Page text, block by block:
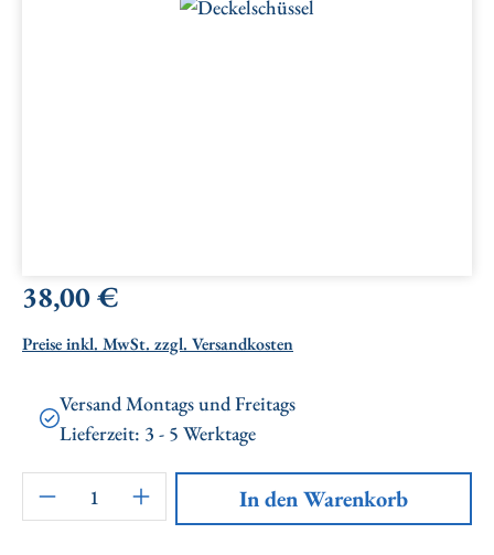
Bildergalerie überspringen
Regulärer Preis:
38,00 €
Preise inkl. MwSt. zzgl. Versandkosten
Versand Montags und Freitags
Lieferzeit: 3 - 5 Werktage
Artikel Anzahl: Gib den gewünschten
In den Warenkorb